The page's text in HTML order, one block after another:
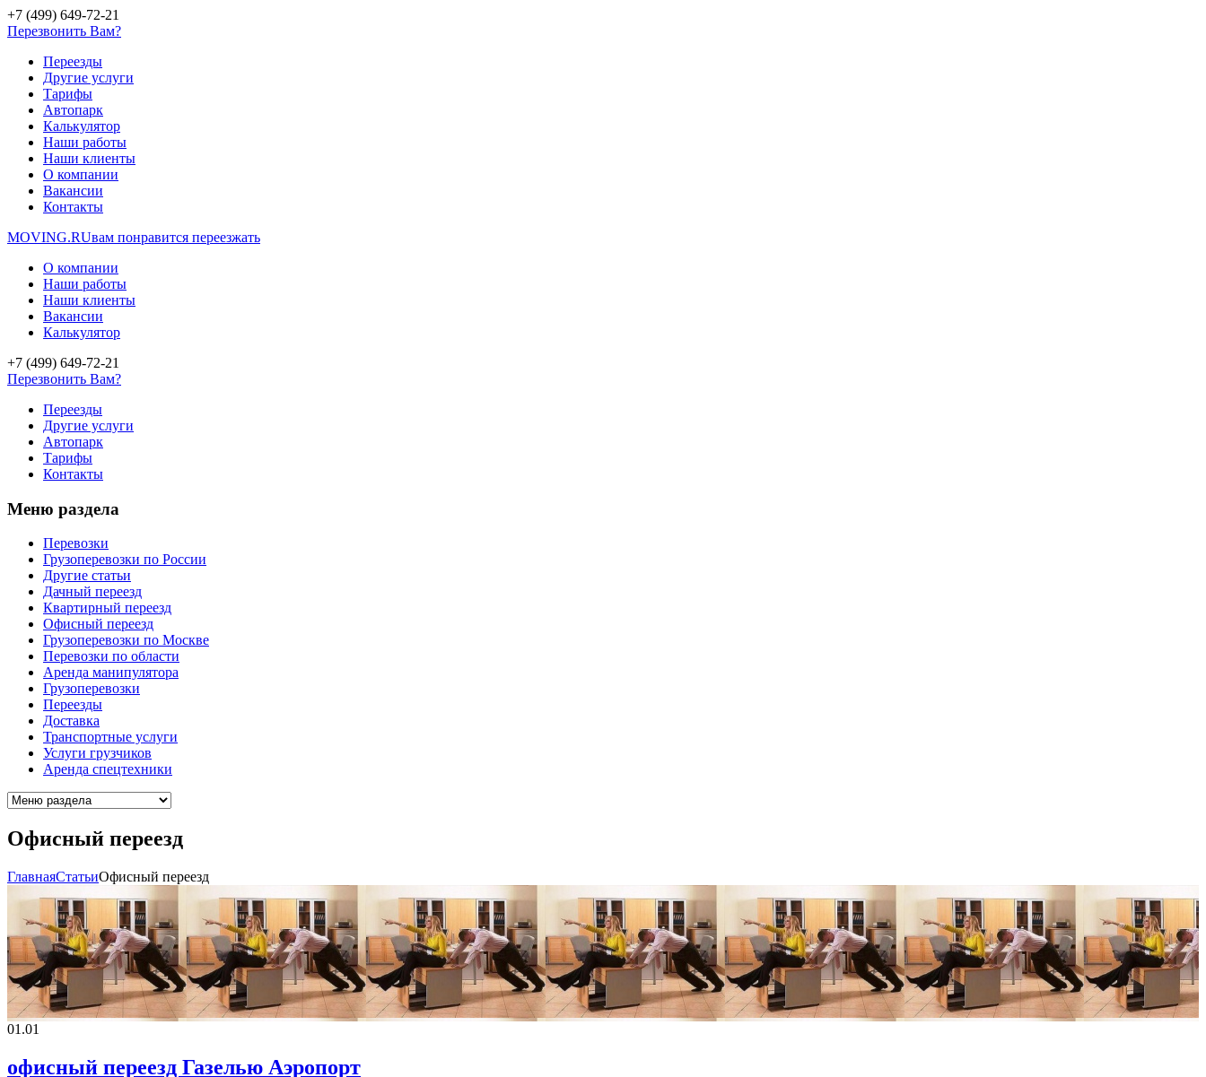
+7 (499) 649-72-21
Перезвонить Вам?
Переезды
Другие услуги
Тарифы
Автопарк
Калькулятор
Наши работы
Наши клиенты
О компании
Вакансии
Контакты
MOVING.RUвам понравится переезжать
О компании
Наши работы
Наши клиенты
Вакансии
Калькулятор
+7 (499) 649-72-21
Перезвонить Вам?
Переезды
Другие услуги
Автопарк
Тарифы
Контакты
Меню раздела
Перевозки
Грузоперевозки по России
Другие статьи
Дачный переезд
Квартирный переезд
Офисный переезд
Грузоперевозки по Москве
Перевозки по области
Аренда манипулятора
Грузоперевозки
Переезды
Доставка
Транспортные услуги
Услуги грузчиков
Аренда спецтехники
Офисный переезд
ГлавнаяCтатьиОфисный переезд
01.01
офисный переезд Газелью Аэропорт